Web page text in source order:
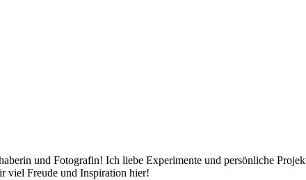
und Fotografin! Ich liebe Experimente und persönliche
viel Freude und Inspiration hier!